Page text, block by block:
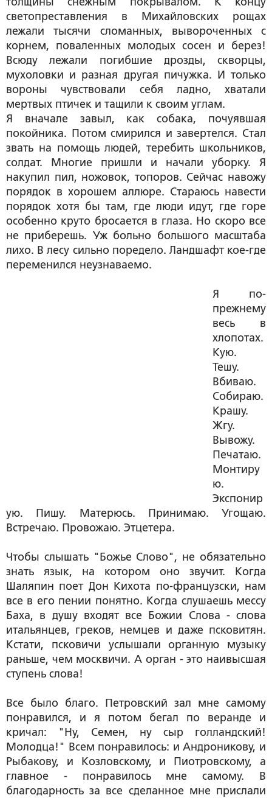
светопреставления в Михайловских рощах
лежали тысячи сломанных, вывороченных с
корнем, поваленных молодых сосен и берез!
Всюду лежали погибшие дрозды, скворцы,
мухоловки и разная другая пичужка. И только
вороны чувствовали себя ладно, хватали
мертвых птичек и тащили к своим углам.
Я вначале завыл, как собака, почуявшая
покойника. Потом смирился и завертелся. Стал
звать на помощь людей, теребить школьников,
солдат. Многие пришли и начали уборку. Я
накупил пил, ножовок, топоров. Сейчас навожу
порядок в хорошем аллюре. Стараюсь навести
порядок хотя бы там, где люди идут, где горе
особенно круто бросается в глаза. Но скоро все
не приберешь. Уж больно большого масштаба
лихо. В лесу сильно поредело. Ландшафт кое-где
переменился неузнаваемо.
Я по-
прежнему
весь в
хлопотах.
Кую.
Тешу.
Вбиваю.
Собираю.
Крашу.
Жгу.
Вывожу.
Печатаю.
Монтиру
ю.
Экспонир
ую. Пишу. Матерюсь. Принимаю. Угощаю.
Встречаю. Провожаю. Этцетера.
Чтобы слышать "Божье Слово", не обязательно
знать язык, на котором оно звучит. Когда
Шаляпин поет Дон Кихота по-французски, нам
все в его пении понятно. Когда слушаешь мессу
Баха, в душу входят все Божии Слова - слова
итальянцев, греков, немцев и даже псковитян.
Кстати, псковичи услышали органную музыку
раньше, чем москвичи. А орган - это наивысшая
ступень слова!
Все было благо. Петровский зал мне самому
понравился, и я потом бегал по веранде и
кричал: "Ну, Семен, ну сыр голландский!
Молодца!" Всем понравилось: и Андроникову, и
Рыбакову, и Козловскому, и Пиотровскому, а
главное - понравилось мне самому. В
благодарность за все сделанное мне прислали